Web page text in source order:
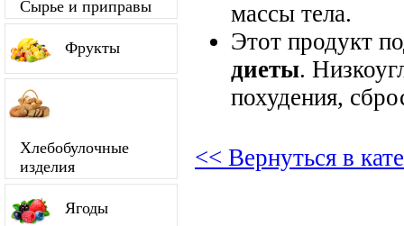
Сырье и приправы
Фрукты
Хлебобулочные
изделия
Ягоды
массы тела.
Этот продукт
диеты.
похудения,
<< Вернуться в